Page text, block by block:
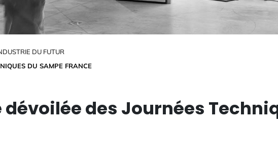
DU FUTUR
DU SAMPE FRANCE
des Journées